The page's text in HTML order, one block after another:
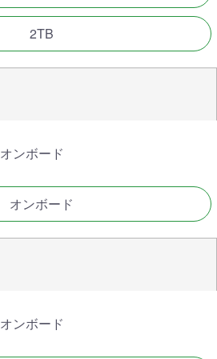
2TB
オンボード
オンボード
オンボード